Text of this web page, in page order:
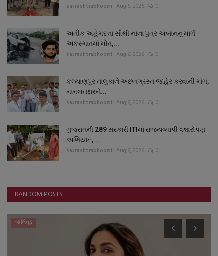
saurashtrabhoomi Aug 6, 2026 0
અતીક અહેમદના સૌથી નાના પુત્ર અબાનનું માર્ગ
અકસ્માતમાં મોત,...
saurashtrabhoomi Aug 6, 2026 0
કલ્યાણપુર તાલુકાને અછતગ્રસ્ત જાહેર કરવાની માંગ,
મામલતદારને...
saurashtrabhoomi Aug 6, 2026 0
ગુજરાતની 289 સરકારી ITIમાં રાજ્યવ્યાપી વૃક્ષારોપણ
અભિયાન,...
saurashtrabhoomi Aug 6, 2026 0
RANDOM POSTS
સ્થાનિક સમાચાર